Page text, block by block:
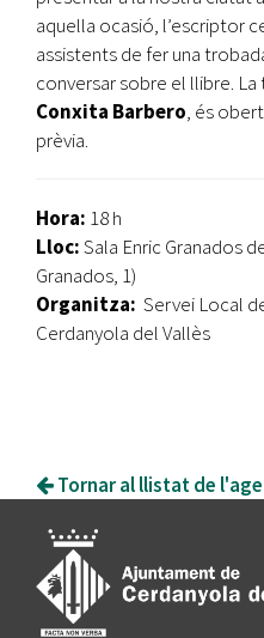
aquella ocasió, l’escriptor
assistents de fer una
conversar sobre el llibre.
Conxita Barbero, és
prèvia.
Hora: 18 h
Lloc:Sala Enric Granados
Granados, 1)
Organitza: Servei Local
Cerdanyola del Vallès
Tornar al llistat de